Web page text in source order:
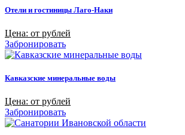
Отели и гостиницы Лаго-Наки
Цена: от рублей
Забронировать
Кавказские минеральные воды
Цена: от рублей
Забронировать